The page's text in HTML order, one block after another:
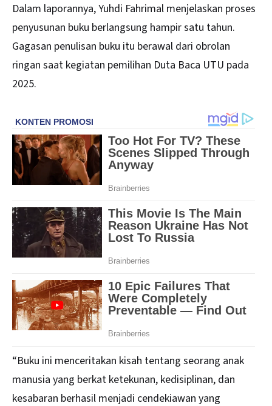
Dalam laporannya, Yuhdi Fahrimal menjelaskan proses
penyusunan buku berlangsung hampir satu tahun.
Gagasan penulisan buku itu berawal dari obrolan
ringan saat kegiatan pemilihan Duta Baca UTU pada
2025.
“Buku ini menceritakan kisah tentang seorang anak
manusia yang berkat ketekunan, kedisiplinan, dan
kesabaran berhasil menjadi cendekiawan yang